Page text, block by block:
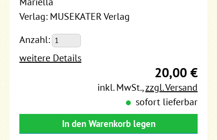
Verlag: MUSEKATER Verlag
Anzahl:
weitere Details
20,00 €
inkl. MwSt.,zzgl. Versand
sofort lieferbar
In den Warenkorb legen